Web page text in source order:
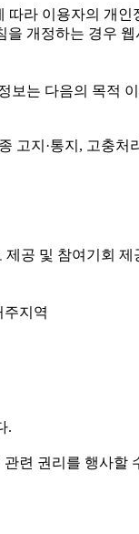
따라 이용자의
개정하는 경우
는 다음의 목적
고지·통지, 고충
공 및 참여기회
지역
.
련 권리를 행사할